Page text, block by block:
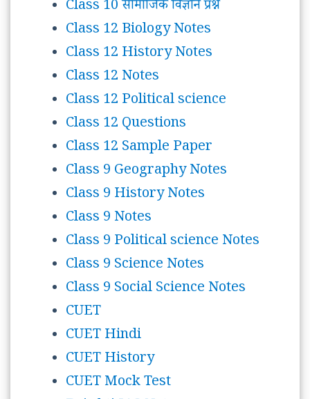
Class 10 सामाजिक विज्ञान प्रश्न
Class 12 Biology Notes
Class 12 History Notes
Class 12 Notes
Class 12 Political science
Class 12 Questions
Class 12 Sample Paper
Class 9 Geography Notes
Class 9 History Notes
Class 9 Notes
Class 9 Political science Notes
Class 9 Science Notes
Class 9 Social Science Notes
CUET
CUET Hindi
CUET History
CUET Mock Test